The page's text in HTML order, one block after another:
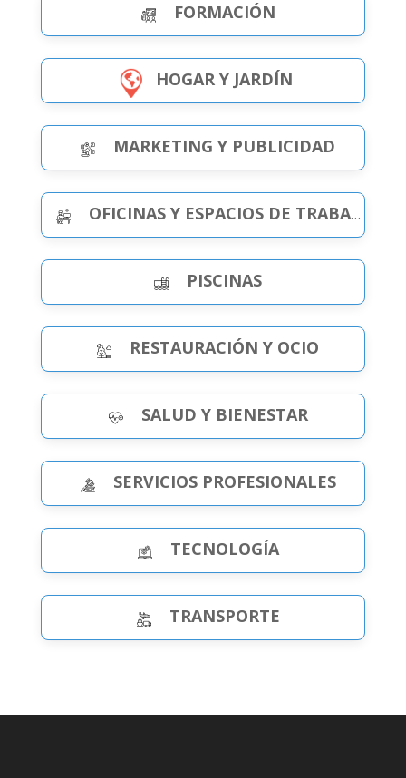
FORMACIÓN
HOGAR Y JARDÍN
MARKETING Y PUBLICIDAD
OFICINAS Y ESPACIOS DE TRABAJO
PISCINAS
RESTAURACIÓN Y OCIO
SALUD Y BIENESTAR
SERVICIOS PROFESIONALES
TECNOLOGÍA
TRANSPORTE